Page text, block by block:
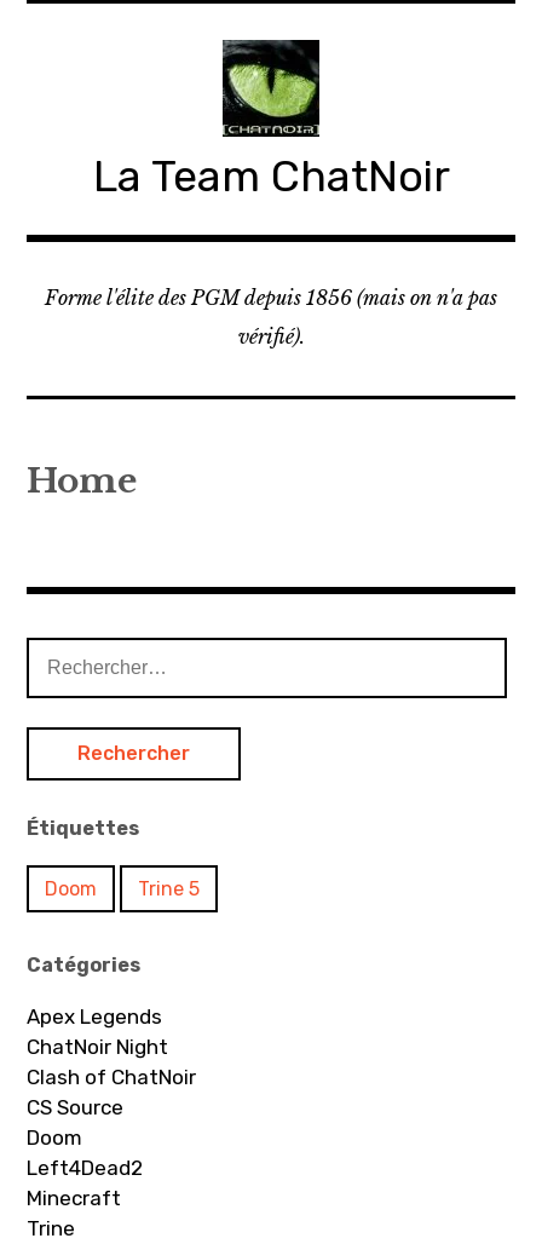
La Team ChatNoir
Forme l'élite des PGM depuis 1856 (mais on n'a pas
vérifié).
Home
Étiquettes
Doom Trine 5
Catégories
Apex Legends
ChatNoir Night
Clash of ChatNoir
CS Source
Doom
Left4Dead2
Minecraft
Trine